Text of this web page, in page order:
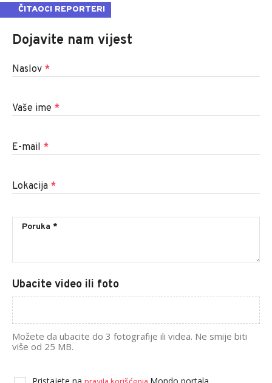
ČITAOCI REPORTERI
Dojavite nam vijest
Naslov *
Vaše ime *
E-mail *
Lokacija *
Ubacite video ili foto
Možete da ubacite do 3 fotografije ili videa. Ne smije biti
više od 25 MB.